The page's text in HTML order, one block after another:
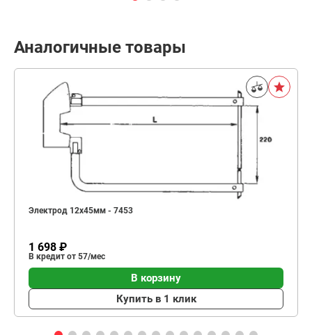
Аналогичные товары
Электрод 12х45мм - 7453
1 698 ₽
В кредит от 57/мес
В корзину
Купить в 1 клик